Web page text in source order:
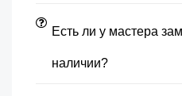
Есть ли у мастера
наличии?